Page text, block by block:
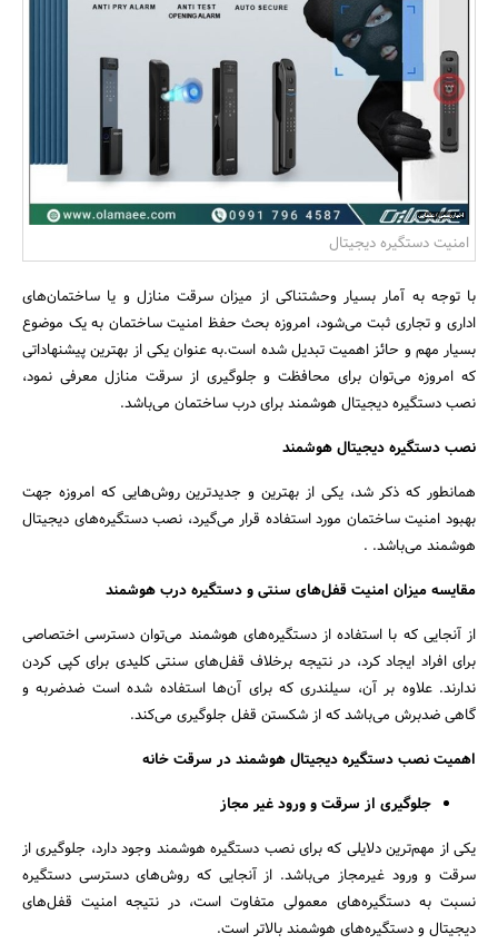
مسکن و ساختمان
جستجو
امنیت دستگیره دیجیتال
با توجه به آمار بسیار وحشتناکی از میزان سرقت منازل و یا ساختمان‌های
اداری و تجاری ثبت می‌شود، امروزه بحث حفظ امنیت ساختمان به یک موضوع
بسیار مهم و حائز اهمیت تبدیل شده است.به عنوان یکی از بهترین پیشنهاداتی
که امروزه می‌توان برای محافظت و جلوگیری از سرقت منازل معرفی نمود،
نصب دستگیره دیجیتال هوشمند برای درب ساختمان می‌باشد.
نصب دستگیره دیجیتال هوشمند
همانطور که ذکر شد، یکی از بهترین و جدیدترین روش‌هایی که امروزه جهت
بهبود امنیت ساختمان مورد استفاده قرار می‌گیرد، نصب دستگیره‌های دیجیتال
هوشمند می‌باشد. .
مقایسه میزان امنیت قفل‌های سنتی و دستگیره درب هوشمند
از آنجایی که با استفاده از دستگیره‌های هوشمند می‌توان دسترسی اختصاصی
برای افراد ایجاد کرد، در نتیجه برخلاف قفل‌های سنتی کلیدی برای کپی کردن
ندارند. علاوه بر آن، سیلندری که برای آن‌ها استفاده شده است ضدضربه و
گاهی ضدبرش می‌باشد که از شکستن قفل جلوگیری می‌کند.
اهمیت نصب دستگیره دیجیتال هوشمند در سرقت خانه
جلوگیری از سرقت و ورود غیر مجاز
یکی از مهم‌ترین دلایلی که برای نصب دستگیره هوشمند وجود دارد، جلوگیری از
سرقت و ورود غیرمجاز می‌باشد. از آنجایی که روش‌های دسترسی دستگیره
نسبت به دستگیره‌های معمولی متفاوت است، در نتیجه امنیت قفل‌های
دیجیتال و دستگیره‌های هوشمند بالاتر است.